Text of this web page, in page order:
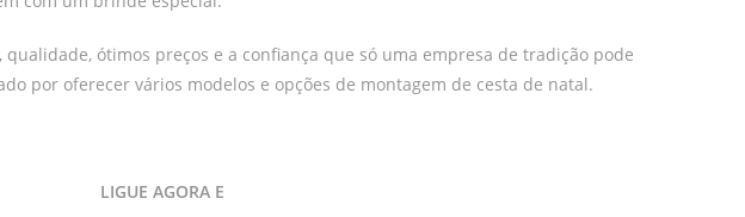
ótimos preços e a confiança que só uma empresa de tradição pode
por oferecer vários modelos e opções de montagem de cesta de natal.
LIGUE AGORA E